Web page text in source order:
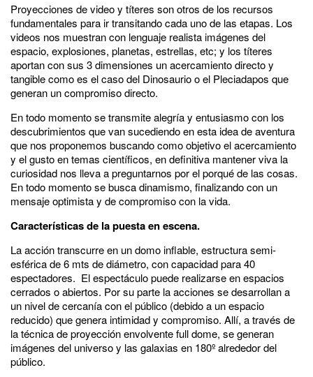
Proyecciones de video y títeres son otros de los recursos
fundamentales para ir transitando cada uno de las etapas. Los
videos nos muestran con lenguaje realista imágenes del
espacio, explosiones, planetas, estrellas, etc; y los títeres
aportan con sus 3 dimensiones un acercamiento directo y
tangible como es el caso del Dinosaurio o el Pleciadapos que
generan un compromiso directo.
En todo momento se transmite alegría y entusiasmo con los
descubrimientos que van sucediendo en esta idea de aventura
que nos proponemos buscando como objetivo el acercamiento
y el gusto en temas científicos, en definitiva mantener viva la
curiosidad nos lleva a preguntarnos por el porqué de las cosas.
En todo momento se busca dinamismo, finalizando con un
mensaje optimista y de compromiso con la vida.
Características de la puesta en escena.
La acción transcurre en un domo inflable, estructura semi-
esférica de 6 mts de diámetro, con capacidad para 40
espectadores. El espectáculo puede realizarse en espacios
cerrados o abiertos. Por su parte la acciones se desarrollan a
un nivel de cercanía con el público (debido a un espacio
reducido) que genera intimidad y compromiso. Allí, a través de
la técnica de proyección envolvente full dome, se generan
imágenes del universo y las galaxias en 180º alrededor del
público.